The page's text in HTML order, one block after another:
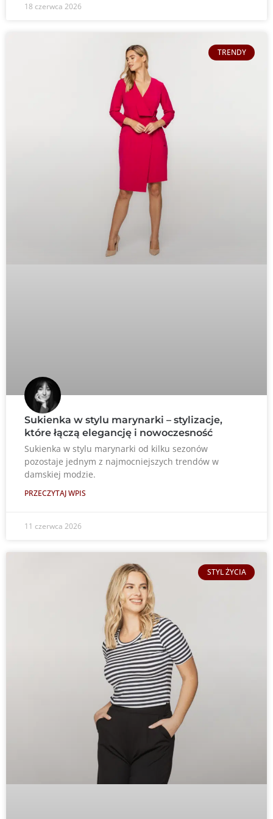
18 czerwca 2026
TRENDY
Sukienka w stylu marynarki – stylizacje,
które łączą elegancję i nowoczesność
Sukienka w stylu marynarki od kilku sezonów
pozostaje jednym z najmocniejszych trendów w
damskiej modzie.
PRZECZYTAJ WPIS
11 czerwca 2026
STYL ŻYCIA